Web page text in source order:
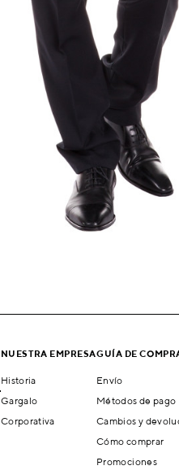
NUESTRA EMPRESA
Historia
Gargalo
Corporativa
GUÍA DE
Envío
Métodos de pago
Cambios y
Cómo comprar
Promociones